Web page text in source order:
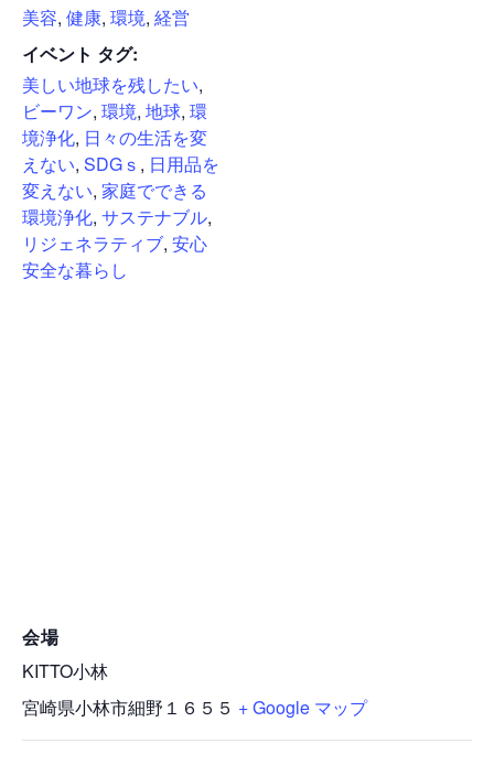
美容, 健康, 環境, 経営
イベント タグ:
美しい地球を残したい,
ビーワン, 環境, 地球, 環
境浄化, 日々の生活を変
えない, SDGｓ , 日用品を
変えない, 家庭でできる
環境浄化, サステナブル,
リジェネラティブ, 安心
安全な暮らし
会場
KITTO小林
宮崎県小林市細野１６５５ + Google マップ